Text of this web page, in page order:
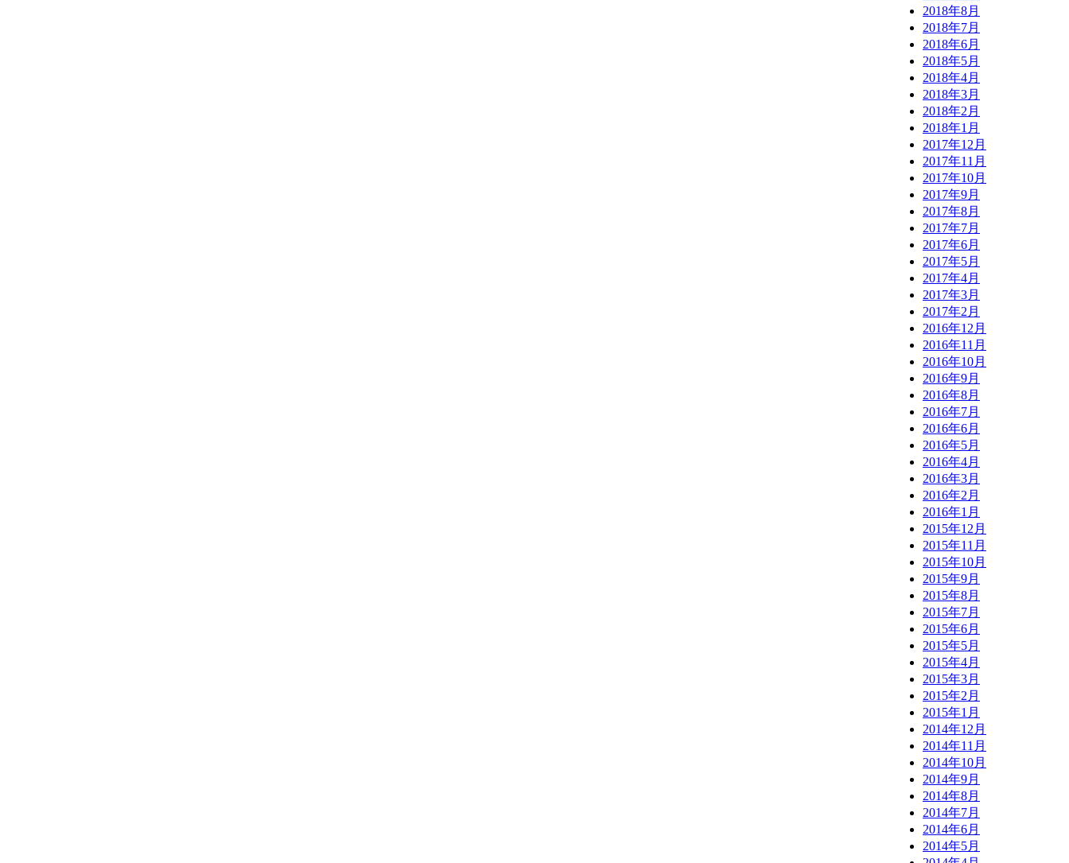
2018年8月
2018年7月
2018年6月
2018年5月
2018年4月
2018年3月
2018年2月
2018年1月
2017年12月
2017年11月
2017年10月
2017年9月
2017年8月
2017年7月
2017年6月
2017年5月
2017年4月
2017年3月
2017年2月
2016年12月
2016年11月
2016年10月
2016年9月
2016年8月
2016年7月
2016年6月
2016年5月
2016年4月
2016年3月
2016年2月
2016年1月
2015年12月
2015年11月
2015年10月
2015年9月
2015年8月
2015年7月
2015年6月
2015年5月
2015年4月
2015年3月
2015年2月
2015年1月
2014年12月
2014年11月
2014年10月
2014年9月
2014年8月
2014年7月
2014年6月
2014年5月